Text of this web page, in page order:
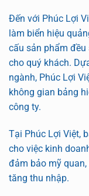
Đến với Phúc Lợi
làm biển hiệu
cấu sản phẩm
cho quý khách.
ngành, Phúc Lợi
không gian bảng
công ty.
Tại Phúc Lợi Việt,
cho việc kinh
đảm bảo mỹ
tăng thu nhập.